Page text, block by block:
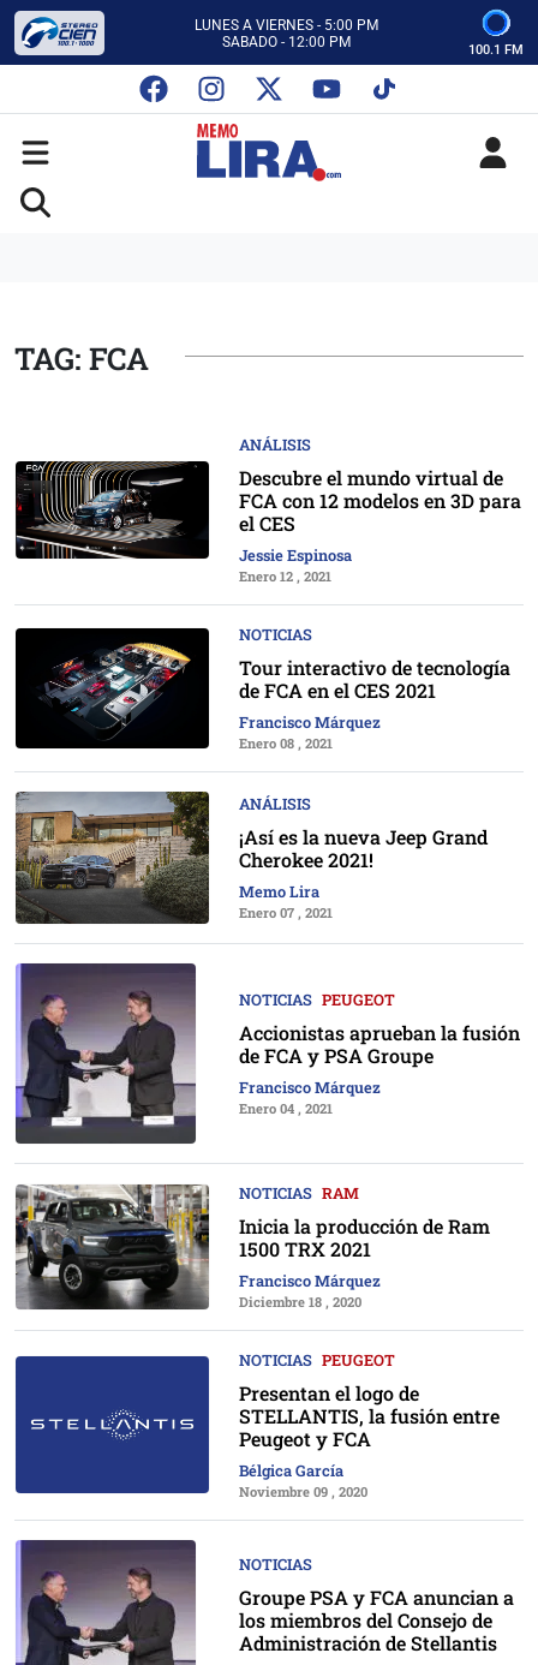
LUNES A VIERNES - 5:00 PM
SABADO - 12:00 PM
CON MEMO LIRA Y SU EQUIPO
LUNES A VIERNES - 5:00 PM
SABADO - 12:00 PM
100.1 FM
TAG: FCA
ANÁLISIS
Descubre el mundo virtual de
FCA con 12 modelos en 3D para
el CES
Jessie Espinosa
Enero 12 , 2021
NOTICIAS
Tour interactivo de tecnología
de FCA en el CES 2021
Francisco Márquez
Enero 08 , 2021
ANÁLISIS
¡Así es la nueva Jeep Grand
Cherokee 2021!
Memo Lira
Enero 07 , 2021
NOTICIAS PEUGEOT
Accionistas aprueban la fusión
de FCA y PSA Groupe
Francisco Márquez
Enero 04 , 2021
NOTICIAS RAM
Inicia la producción de Ram
1500 TRX 2021
Francisco Márquez
Diciembre 18 , 2020
NOTICIAS PEUGEOT
Presentan el logo de
STELLANTIS, la fusión entre
Peugeot y FCA
Bélgica García
Noviembre 09 , 2020
NOTICIAS
Groupe PSA y FCA anuncian a
los miembros del Consejo de
Administración de Stellantis